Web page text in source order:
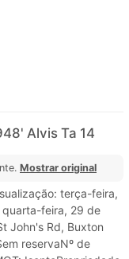
Alvis Ta 14
Mostrar original
terça-feira,
quarta-feira, 29 de
John's Rd, Buxton
reservaNº de